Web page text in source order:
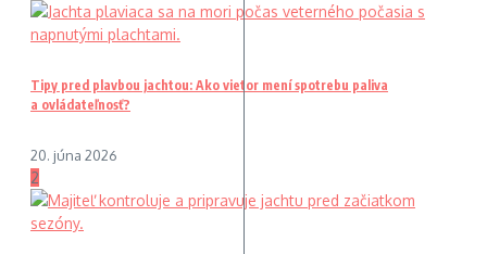
Tipy pred plavbou jachtou: Ako vietor mení spotrebu paliva
a ovládateľnosť?
20. júna 2026
2